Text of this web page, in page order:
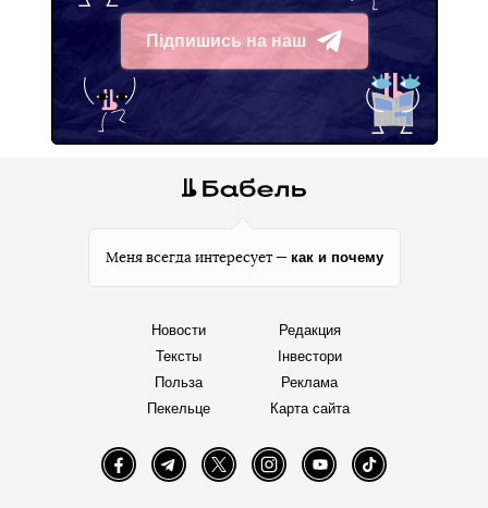
Підпишись на наш
Telegram
Меня всегда интересует — как и почему
Новости
Тексты
Польза
Пекельце
Редакция
Інвестори
Реклама
Карта сайта
FacebookTelegramTwitter InstagramYouTube TikTok